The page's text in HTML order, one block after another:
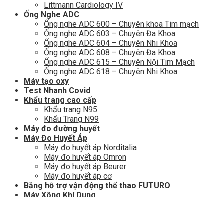
Littmann Cardiology IV
Ống Nghe ADC
Ống nghe ADC 600 – Chuyên khoa Tim mạch
Ống nghe ADC 603 – Chuyên Đa Khoa
Ống nghe ADC 604 – Chuyên Nhi Khoa
Ống nghe ADC 608 – Chuyên Đa Khoa
Ống nghe ADC 615 – Chuyên Nội Tim Mạch
Ống nghe ADC 618 – Chuyên Nhi Khoa
Máy tạo oxy
Test Nhanh Covid
Khẩu trang cao cấp
Khẩu trang N95
Khẩu Trang N99
Máy đo đường huyết
Máy Đo Huyết Áp
Máy đo huyết áp Norditalia
Máy đo huyết áp Omron
Máy đo huyết áp Beurer
Máy đo huyết áp cơ
Băng hỗ trợ vận động thể thao FUTURO
Máy Xông Khí Dung